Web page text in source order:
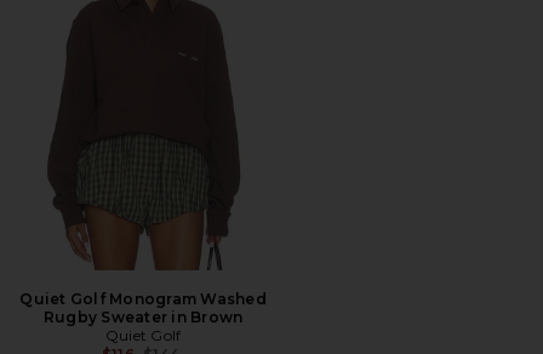
Quiet Golf Monogram Washed
Rugby Sweater in Brown
Quiet Golf